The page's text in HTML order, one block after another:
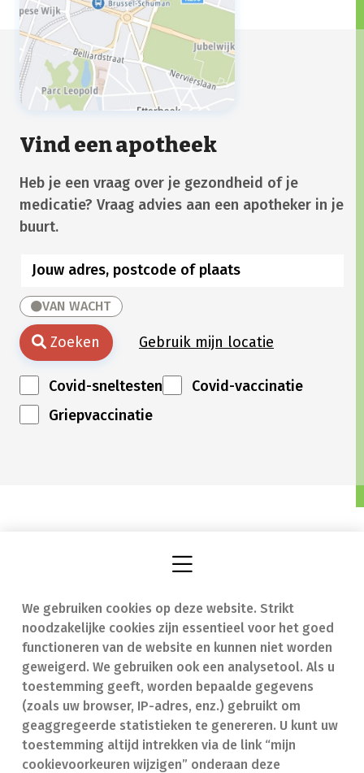
We gebruiken cookies op deze website. Strikt
noodzakelijke cookies zijn essentieel voor het goed
functioneren van de website en kunnen niet worden
geweigerd. We gebruiken ook een analysetool. Als u
toestemming geeft, worden bepaalde gegevens
(zoals uw browser, IP-adres, enz.) gebruikt om
geaggregeerde statistieken te genereren. U kunt uw
toestemming altijd intrekken via de link “mijn
cookievoorkeuren wijzigen” onderaan deze
Vind een apotheek
Heb je een vraag over je gezondheid of je
medicatie? Vraag advies aan een apotheker in je
buurt.
VAN WACHT
Zoeken Gebruik mijn locatie
Covid-sneltesten
Covid-vaccinatie
Griepvaccinatie
Vind een apotheek
Onze expertise
Ziekten
Geneesmiddelen
In geval van nood
Contact
Veelgestelde vragen
(FAQ)